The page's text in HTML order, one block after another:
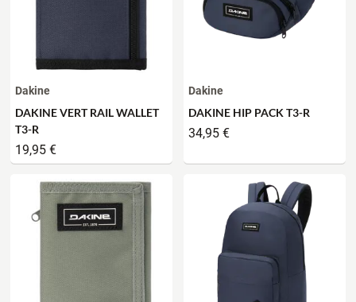
Dakine
DAKINE VERT RAIL WALLET
T3-R
19,95 €
Dakine
DAKINE HIP PACK T3-R
34,95 €